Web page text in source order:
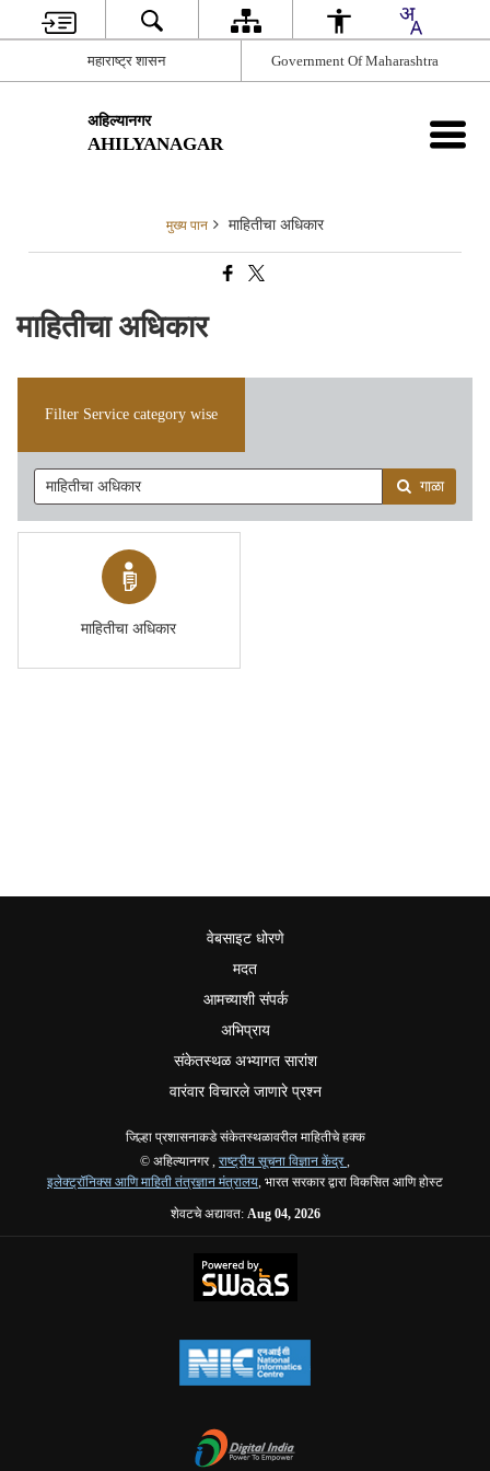
महाराष्ट्र शासन Government Of Maharashtra
अहिल्यानगर
AHILYANAGAR
मुख्य पान माहितीचा अधिकार
माहितीचा अधिकार
Filter Service category wise
गाळा
माहितीचा अधिकार
वेबसाइट धोरणे
मदत
आमच्याशी संपर्क
अभिप्राय
संकेतस्थळ अभ्यागत सारांश
वारंवार विचारले जाणारे प्रश्न
जिल्हा प्रशासनाकडे संकेतस्थळावरील माहितीचे हक्क
© अहिल्यानगर , राष्ट्रीय सूचना विज्ञान केंद्र,
इलेक्ट्रॉनिक्स आणि माहिती तंत्रज्ञान मंत्रालय, भारत सरकार द्वारा विकसित आणि होस्ट
शेवटचे अद्यावत: Aug 04, 2026